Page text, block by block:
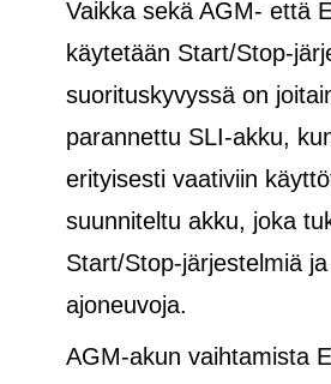
Vaikka sekä AGM- että
käytetään Start/Stop-
suorituskyvyssä on
parannettu SLI-akku,
erityisesti vaativiin
suunniteltu akku, joka
Start/Stop-järjestelmiä ja
ajoneuvoja.
AGM-akun vaihtamista